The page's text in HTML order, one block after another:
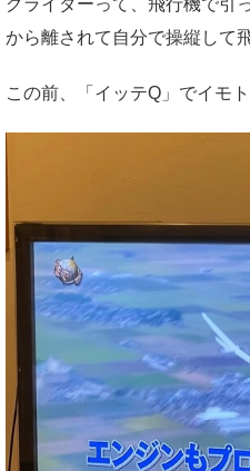
から離されて自分で操縦して
この前、「イッテQ」でイモ